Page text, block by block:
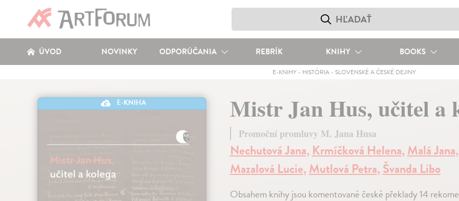
ÚVOD NOVINKY ODPORÚČANIA REBRÍK KNIHY BOOKS
E-KNIHY- HISTÓRIA- SLOVENSKÉ A ČESKÉ DEJINY
E-KNIHA Mistr Jan Hus, učitel a
Promoční promluvy M. Jana Husa
Nechutová Jana,Krmíčková Helena,Malá Jana,
Mazalová Lucie,Mutlová Petra,Švanda Libo
Obsahem knihy jsou komentované české překlady 14